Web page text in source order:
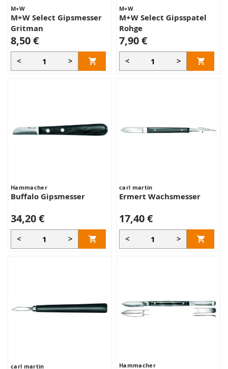
M+W
M+W Select Gipsmesser
Gritman
8,50 €
< >
M+W
M+W Select Gipsspatel
Rohge
7,90 €
< >
Hammacher
Buffalo Gipsmesser
34,20 €
< >
carl martin
Ermert Wachsmesser
17,40 €
< >
carl martin Hammacher